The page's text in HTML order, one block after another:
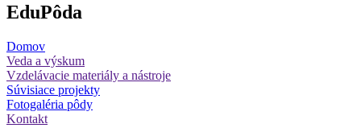
EduPôda
Domov
Veda a výskum
Vzdelávacie materiály a nástroje
Súvisiace projekty
Fotogaléria pôdy
Kontakt